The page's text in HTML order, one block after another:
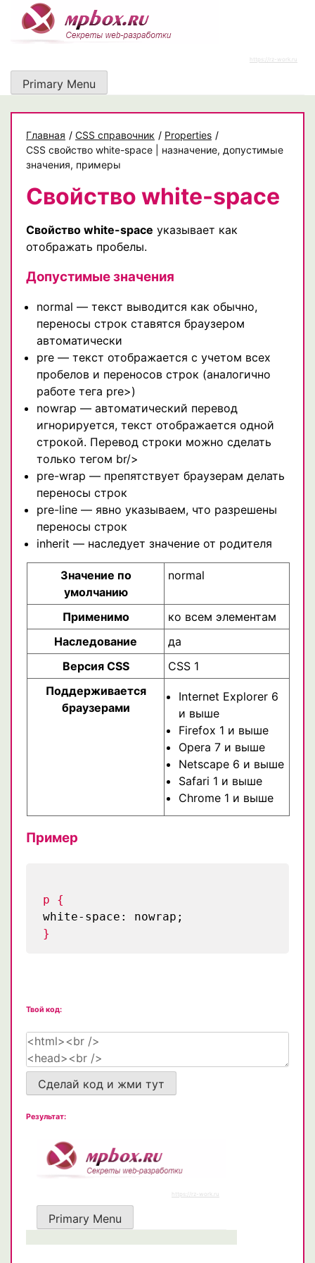
content
https://rz-work.ru
Primary Menu
Главная / CSS справочник / Properties /
CSS свойство white-space | назначение, допустимые
значения, примеры
Свойство white-space
Свойство white-space указывает как
отображать пробелы.
Допустимые значения
normal — текст выводится как обычно,
переносы строк ставятся браузером
автоматически
pre — текст отображается с учетом всех
пробелов и переносов строк (аналогично
работе тега pre>)
nowrap — автоматический перевод
игнорируется, текст отображается одной
строкой. Перевод строки можно сделать
только тегом br/>
pre-wrap — препятствует браузерам делать
переносы строк
pre-line — явно указываем, что разрешены
переносы строк
inherit — наследует значение от родителя
Значение по
умолчанию
normal
Применимо
ко всем элементам
Наследование
да
Версия CSS
CSS 1
Поддерживается
браузерами
Internet Explorer 6
и выше
Firefox 1 и выше
Opera 7 и выше
Netscape 6 и выше
Safari 1 и выше
Chrome 1 и выше
Пример
p {
white-space: nowrap;
}
Твой код:
Сделай код и жми тут
Результат: